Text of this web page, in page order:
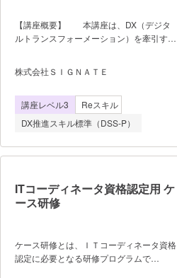
細はhttps://www.internetacademy.jp/entry/
をご参照ください
【講座概要】 本講座は、DX（デジタ
ルトランスフォーメーション）を牽引する
の実践プログラムです。 データド
リブンな戦略に基づき、新たなビジネスモ
事業プランを立案・実行するスキルを体系
的に学びます。構想から実現までを一貫し
てリードし、ビジネス成果を創出できる人
材を目指します。 【講座の特
徴】 ・これまでに1,100社・20万人が
業にも採用実績のある超実践型プログラム
で、ビジネスの現場における即戦力として
活躍するスキルが身につきま
で、自分の現在地を把握。「どのスキルが
足りないのか」「何から学ぶべきか」を可
視化し、あなたに最適な学習ルートを提示
株式会社ＳＩＧＮＡＴＥ
講座レベル3
Reスキル
DX推進スキル標準（DSS-P）
ITコーディネータ資格認定用 ケ
ース研修
ケース研修とは、ＩＴコーディネータ資格
認定に必要となる研修プログラムで